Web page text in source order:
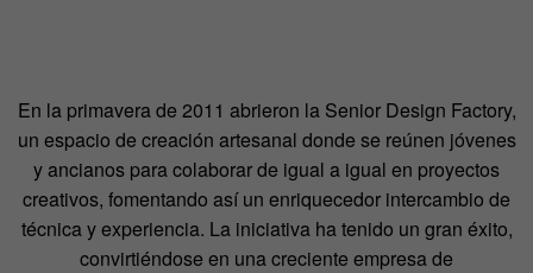
En la primavera de 2011 abrieron la Senior Design Factory,
un espacio de creación artesanal donde se reúnen jóvenes
y ancianos para colaborar de igual a igual en proyectos
creativos, fomentando así un enriquecedor intercambio de
técnica y experiencia. La iniciativa ha tenido un gran éxito,
convirtiéndose en una creciente empresa de